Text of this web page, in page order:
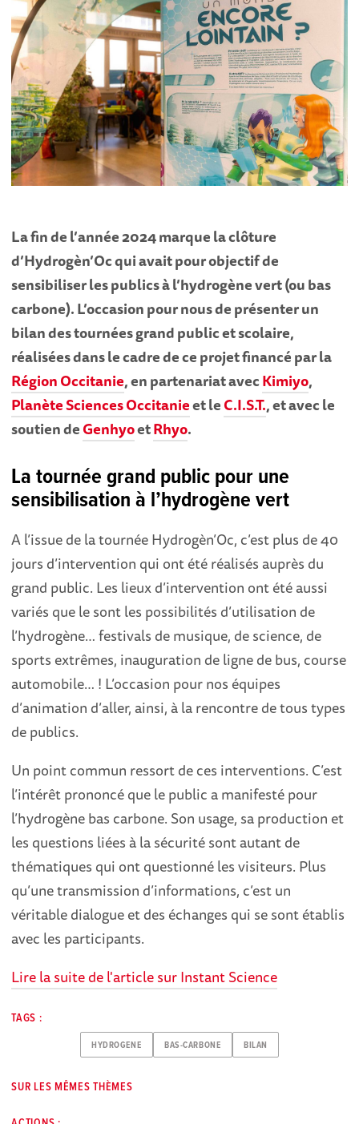
La fin de l’année 2024 marque la clôture
d’Hydrogèn’Oc qui avait pour objectif de
sensibiliser les publics à l’hydrogène vert (ou bas
carbone). L’occasion pour nous de présenter un
bilan des tournées grand public et scolaire,
réalisées dans le cadre de ce projet financé par la
Région Occitanie, en partenariat avecKimiyo,
Planète Sciences Occitanieet leC.I.S.T., et avec le
soutien deGenhyoetRhyo.
La tournée grand public pour une
sensibilisation à l’hydrogène vert
A l’issue de la tournée Hydrogèn’Oc, c’est plus de 40
jours d’intervention qui ont été réalisés auprès du
grand public. Les lieux d’intervention ont été aussi
variés que le sont les possibilités d’utilisation de
l’hydrogène… festivals de musique, de science, de
sports extrêmes, inauguration de ligne de bus, course
automobile… ! L’occasion pour nos équipes
d’animation d’aller, ainsi, à la rencontre de tous types
de publics.
Un point commun ressort de ces interventions. C’est
l’intérêt prononcé que le public a manifesté pour
l’hydrogène bas carbone. Son usage, sa production et
les questions liées à la sécurité sont autant de
thématiques qui ont questionné les visiteurs. Plus
qu’une transmission d’informations, c’est un
véritable dialogue et des échanges qui se sont établis
avec les participants.
Lire la suite de l'article sur Instant Science
TAGS :
HYDROGENE BAS-CARBONE BILAN
SUR LES MÊMES THÈMES